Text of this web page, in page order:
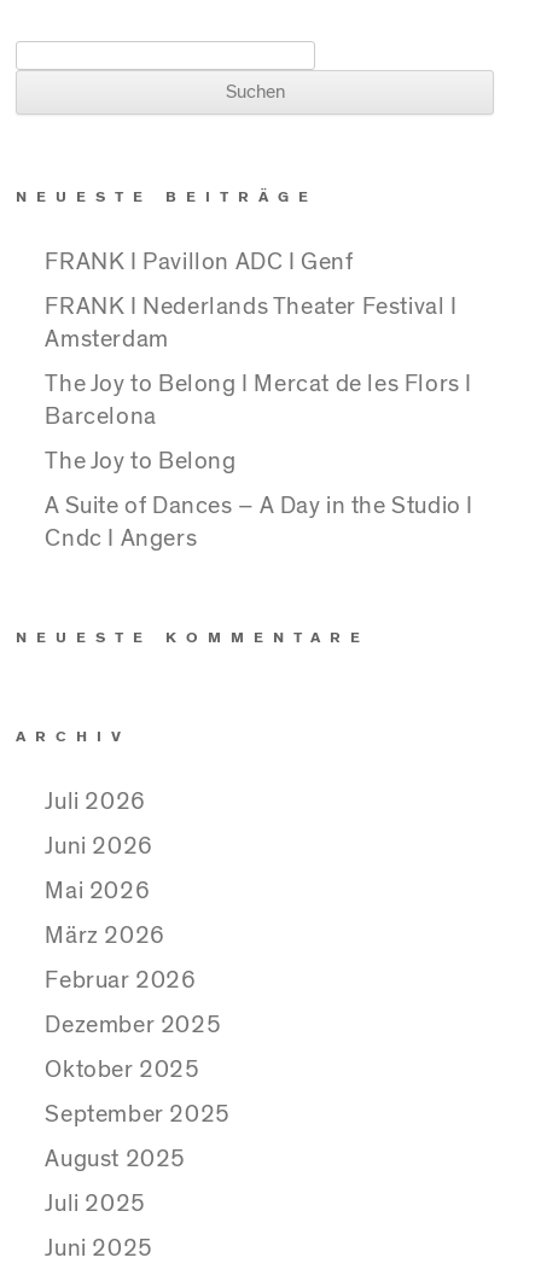
NEUESTE BEITRÄGE
FRANK I Pavillon ADC I Genf
FRANK I Nederlands Theater Festival I
Amsterdam
The Joy to Belong I Mercat de les Flors I
Barcelona
The Joy to Belong
A Suite of Dances – A Day in the Studio I
Cndc I Angers
NEUESTE KOMMENTARE
ARCHIV
Juli 2026
Juni 2026
Mai 2026
März 2026
Februar 2026
Dezember 2025
Oktober 2025
September 2025
August 2025
Juli 2025
Juni 2025